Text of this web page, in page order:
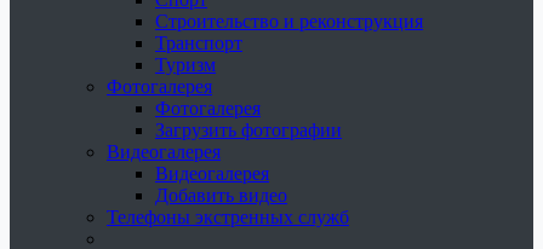
Строительство и реконструкция
Транспорт
Туризм
Фотогалерея
Фотогалерея
Загрузить фотографии
Видеогалерея
Видеогалерея
Добавить видео
Телефоны экстренных служб